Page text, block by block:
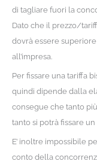
di tagliare fuori la
Dato che il prezzo/
dovrà essere
all’impresa.
Per fissare una tariffa
quindi dipende dalla
consegue che tanto
tanto si potrà fissare un
E’ inoltre impossibile
conto della